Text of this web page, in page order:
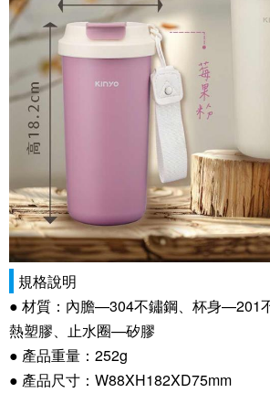
規格說明
● 材質：內膽—304不鏽鋼、杯身—201
熱塑膠、止水圈—矽膠
● 產品重量：252g
● 產品尺寸：W88XH182XD75mm